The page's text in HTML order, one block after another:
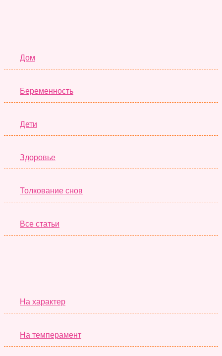
Дом
Беременность
Дети
Здоровье
Толкование снов
Все статьи
На характер
На темперамент